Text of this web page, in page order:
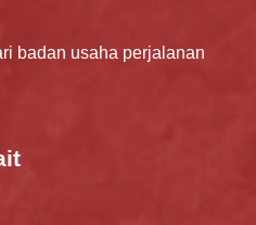
badan usaha perjalanan